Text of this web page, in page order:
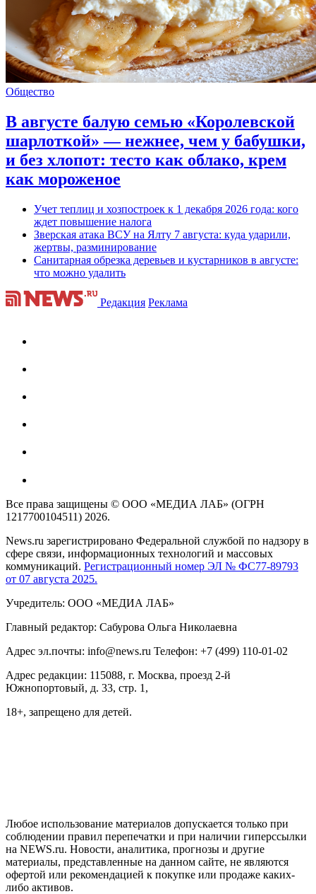
Общество
В августе балую семью «Королевской
шарлоткой» — нежнее, чем у бабушки,
и без хлопот: тесто как облако, крем
как мороженое
Учет теплиц и хозпостроек к 1 декабря 2026 года: кого
ждет повышение налога
Зверская атака ВСУ на Ялту 7 августа: куда ударили,
жертвы, разминирование
Санитарная обрезка деревьев и кустарников в августе:
что можно удалить
Редакция Реклама
Все права защищены © ООО «МЕДИА ЛАБ» (ОГРН
1217700104511) 2026.
News.ru зарегистрировано Федеральной службой по надзору в
сфере связи, информационных технологий и массовых
коммуникаций. Регистрационный номер ЭЛ № ФС77-89793
от 07 августа 2025.
Учредитель: ООО «МЕДИА ЛАБ»
Главный редактор: Сабурова Ольга Николаевна
Адрес эл.почты: info@news.ru Телефон: +7 (499) 110-01-02
Адрес редакции: 115088, г. Москва, проезд 2-й
Южнопортовый, д. 33, стр. 1,
18+, запрещено для детей.
Любое использование материалов допускается только при
соблюдении правил перепечатки и при наличии гиперссылки
на NEWS.ru. Новости, аналитика, прогнозы и другие
материалы, представленные на данном сайте, не являются
офертой или рекомендацией к покупке или продаже каких-
либо активов.